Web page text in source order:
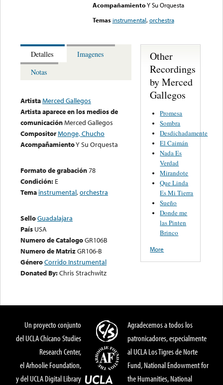
AcompañamientoY Su Orquesta
Temas instrumental,orchestra
Detalles
Imagenes
Notas
ArtistaMerced Gallegos
Artista aparece en los medios de
comunicaciónMerced Gallegos
CompositorMonge, Chucho
AcompañamientoY Su Orquesta
Formato de grabación78
Condición: E
Tema instrumental,orchestra
SelloGuadalajara
País USA
Numero de CatalogoGR106B
Numero de MatrizGR106-B
GéneroCorrido Instrumental
Donated By:Chris Strachwitz
Other
Recordings
by Merced
Gallegos
Promesa
Sombra
Desdichadamente
El Caimán
Nada Es
Verdad
Mirandote
Que Linda
Es Mi Tierra
Sueño
Donde me
las Pinten
Brinco
More
Un proyecto conjunto
del UCLA Chicano Studies
Research Center,
el Arhoolie Foundation,
y del UCLA Digital Library
Agradecemos a todos los
patronicadores, especialmente
al UCLA Los Tigres de Norte
Fund, National Endowment for
the Humanities, National